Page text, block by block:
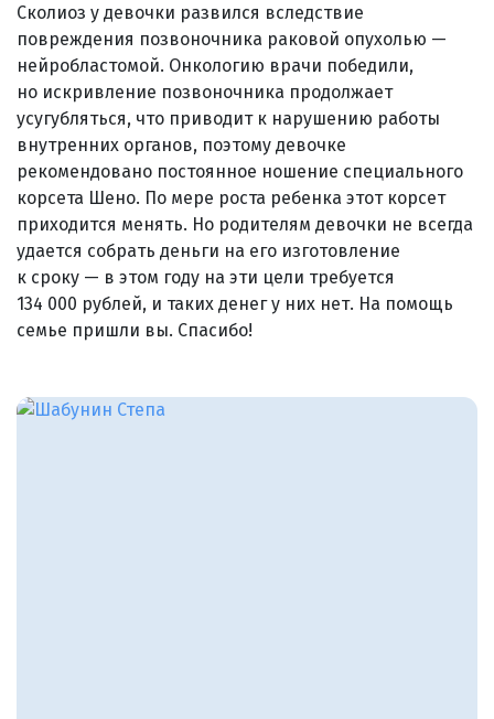
Сколиоз у девочки развился вследствие
повреждения позвоночника раковой опухолью —
нейробластомой. Онкологию врачи победили,
но искривление позвоночника продолжает
усугубляться, что приводит к нарушению работы
внутренних органов, поэтому девочке
рекомендовано постоянное ношение специального
корсета Шено. По мере роста ребенка этот корсет
приходится менять. Но родителям девочки не всегда
удается собрать деньги на его изготовление
к сроку — в этом году на эти цели требуется
134 000 рублей, и таких денег у них нет. На помощь
семье пришли вы. Спасибо!